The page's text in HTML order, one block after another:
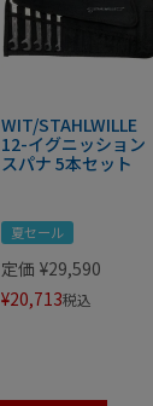
WIT/STAHLWILLE
12-イグニッション
スパナ 5本セット
夏セール
定価 ¥29,590
¥20,713税込